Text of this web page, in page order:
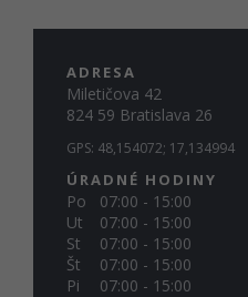
ADRESA
Miletičova 42
824 59 Bratislava 26
GPS: 48,154072; 17,134994
ÚRADNÉ HODINY
Po
07:00 - 15:00
Ut
07:00 - 15:00
St
07:00 - 15:00
Št
07:00 - 15:00
Pi
07:00 - 15:00